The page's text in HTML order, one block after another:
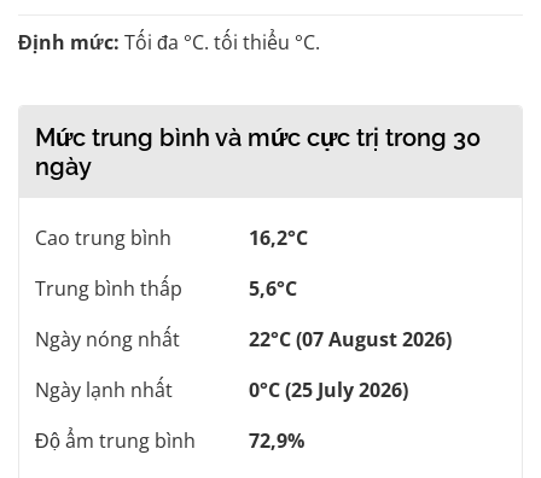
Định mức: Tối đa °C. tối thiểu °C.
Mức trung bình và mức cực trị trong 30
ngày
Cao trung bình
16,2°C
Trung bình thấp
5,6°C
Ngày nóng nhất
22°C (07 August 2026)
Ngày lạnh nhất
0°C (25 July 2026)
Độ ẩm trung bình
72,9%